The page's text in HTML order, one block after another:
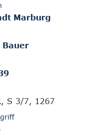
Marburg
Bauer
S 3/7, 1267